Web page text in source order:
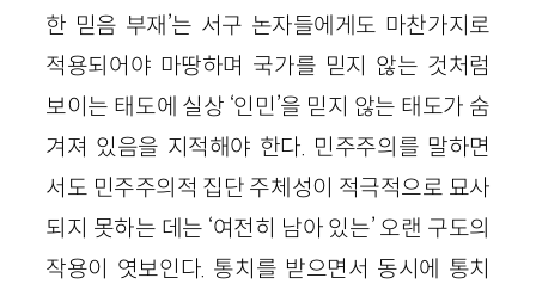
한 믿음 부재’는 서구 논자들에게도 마찬가지로
적용되어야 마땅하며 국가를 믿지 않는 것처럼
보이는 태도에 실상 ‘인민’을 믿지 않는 태도가 숨
겨져 있음을 지적해야 한다. 민주주의를 말하면
서도 민주주의적 집단 주체성이 적극적으로 묘사
되지 못하는 데는 ‘여전히 남아 있는’ 오랜 구도의
작용이 엿보인다. 통치를 받으면서 동시에 통치